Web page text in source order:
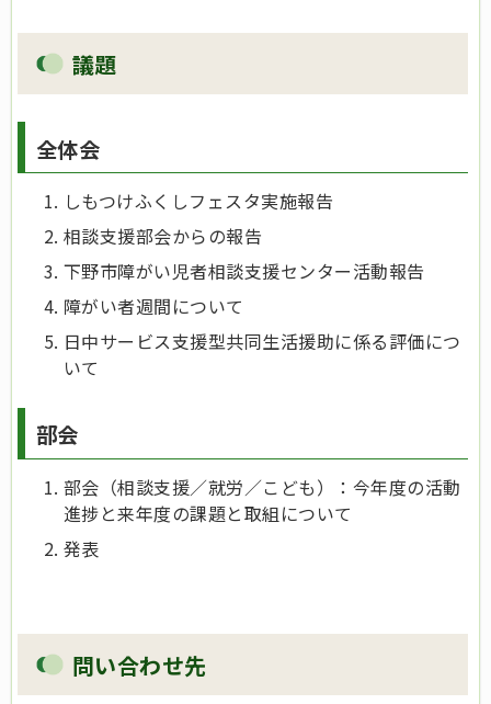
議題
全体会
しもつけふくしフェスタ実施報告
相談支援部会からの報告
下野市障がい児者相談支援センター活動報告
障がい者週間について
日中サービス支援型共同生活援助に係る評価につ
いて
部会
部会（相談支援／就労／こども）：今年度の活動
進捗と来年度の課題と取組について
発表
問い合わせ先